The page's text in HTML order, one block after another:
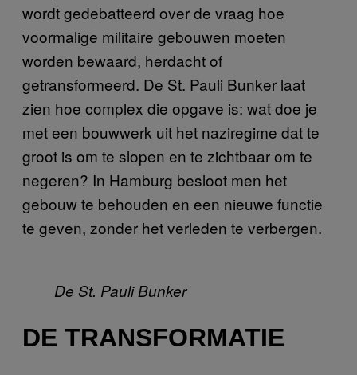
wordt gedebatteerd over de vraag hoe
voormalige militaire gebouwen moeten
worden bewaard, herdacht of
getransformeerd. De St. Pauli Bunker laat
zien hoe complex die opgave is: wat doe je
met een bouwwerk uit het naziregime dat te
groot is om te slopen en te zichtbaar om te
negeren? In Hamburg besloot men het
gebouw te behouden en een nieuwe functie
te geven, zonder het verleden te verbergen.
De St. Pauli Bunker
DE TRANSFORMATIE